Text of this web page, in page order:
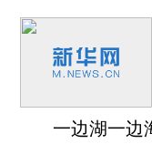
一边湖一边